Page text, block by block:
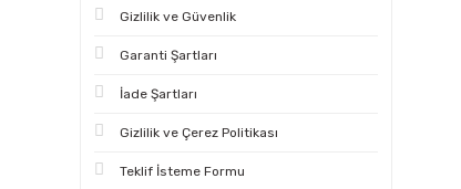
Gizlilik ve Güvenlik
Garanti Şartları
İade Şartları
Gizlilik ve Çerez Politikası
Teklif İsteme Formu